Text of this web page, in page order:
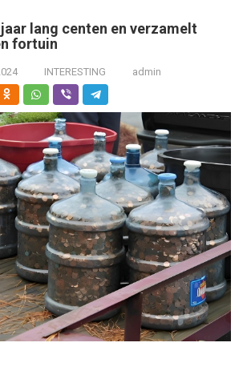
lang centen en verzamelt
fortuin
INTERESTING admin